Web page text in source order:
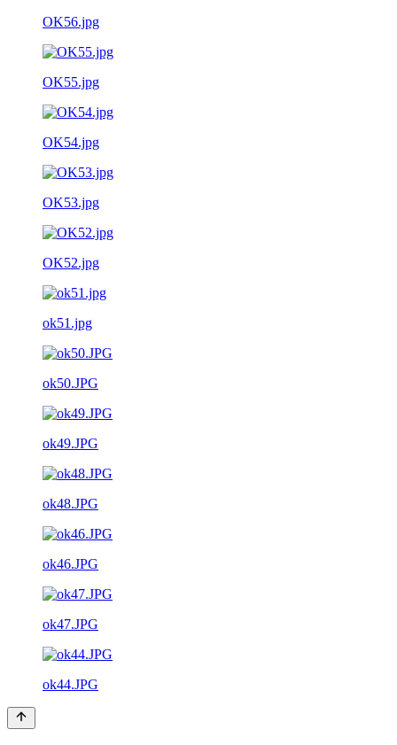
OK56.jpg
OK55.jpg
OK54.jpg
OK53.jpg
OK52.jpg
ok51.jpg
ok50.JPG
ok49.JPG
ok48.JPG
ok46.JPG
ok47.JPG
ok44.JPG